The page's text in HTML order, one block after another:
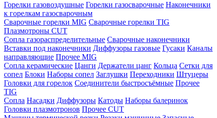
Горелки газовоздушные Горелки газосварочные Наконечники
к горелкам газосварочным
Сварочные горелки MIG Сварочные горелки TIG
Плазмотроны CUT
Сопла газораспределительные Сварочные наконечники
Вставки под наконечники Диффузоры газовые Гусаки Каналы
направляющие Прочее MIG
Сопла керамические Цанги Держатели цанг Кольца Сетки для
сопел Блоки Наборы сопел Заглушки Переходники Штуцеры
Головки для горелок Соединители быстросъёмные Прочее
TIG
Сопла Насадки Диффузоры Катоды Наборы балеринок
Головки плазмотронов Прочее CUT